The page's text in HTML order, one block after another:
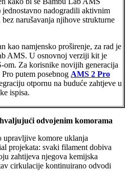
nadogradili aktivnim
narušavanja njihove strukturne
kao namjensko proširenje, za rad je
AMS. U osnovnoj verziji kit je
Za korisnike novijih generacija
putem posebnog AMS 2 Pro
otpornu na buduće zahtjeve u
ispisa.
odvojenim komorama
upravljive komore uklanja
projekata: svaki filament dobiva
zahtijeva njegova kemijska
cirkulacije kontinuirano odvodi